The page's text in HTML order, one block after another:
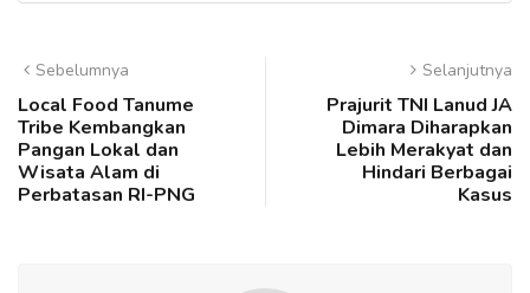
Sebelumnya
Local Food Tanume
Tribe Kembangkan
Pangan Lokal dan
Wisata Alam di
Perbatasan RI-PNG
Selanjutnya
Prajurit TNI Lanud JA
Dimara Diharapkan
Lebih Merakyat dan
Hindari Berbagai
Kasus